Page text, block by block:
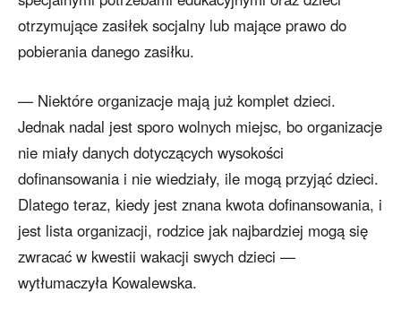
otrzymujące zasiłek socjalny lub mające prawo do
pobierania danego zasiłku.
— Niektóre organizacje mają już komplet dzieci.
Jednak nadal jest sporo wolnych miejsc, bo organizacje
nie miały danych dotyczących wysokości
dofinansowania i nie wiedziały, ile mogą przyjąć dzieci.
Dlatego teraz, kiedy jest znana kwota dofinansowania, i
jest lista organizacji, rodzice jak najbardziej mogą się
zwracać w kwestii wakacji swych dzieci —
wytłumaczyła Kowalewska.